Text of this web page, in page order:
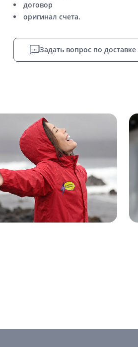
договор
оригинал счета.
Задать вопрос по доставке